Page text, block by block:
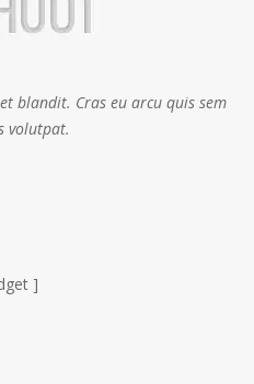
blandit. Cras eu arcu quis sem
volutpat.
]